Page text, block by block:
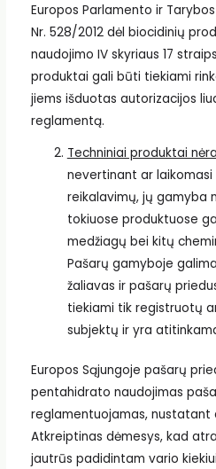
Europos Parlamento ir
Nr. 528/2012 dėl biocidinių
naudojimo IV skyriaus 17
produktai gali būti tiekiami
jiems išduotas autorizacijos
reglamentą.
Techniniai produktai
nevertinant ar
reikalavimų, jų gamyba
tokiuose produktuose
medžiagų bei kitų
Pašarų gamyboje
žaliavas ir pašarų
tiekiami tik registruotų
subjektų ir yra
Europos Sąjungoje pašarų
pentahidrato naudojimas
reglamentuojamas, nustatant
Atkreiptinas dėmesys, kad
jautrūs padidintam vario